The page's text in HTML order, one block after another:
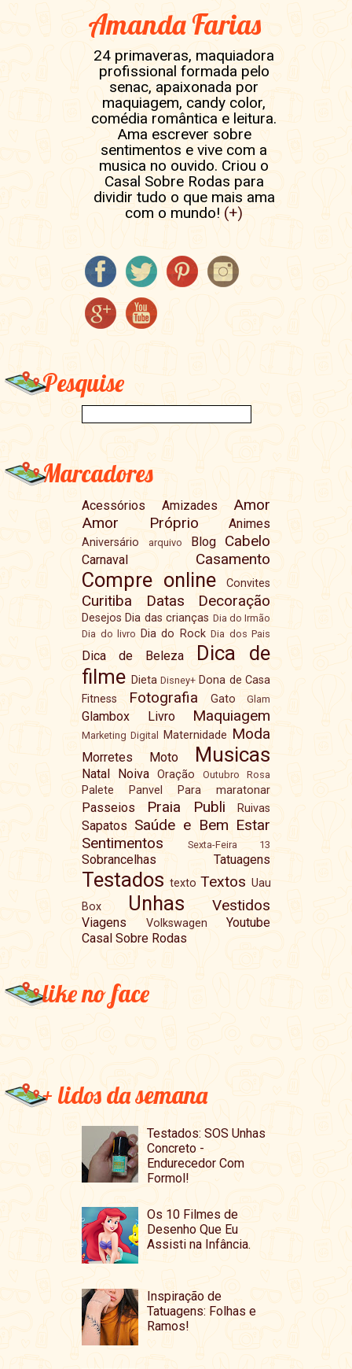
Amanda Farias
24 primaveras, maquiadora
profissional formada pelo
senac, apaixonada por
maquiagem, candy color,
comédia romântica e leitura.
Ama escrever sobre
sentimentos e vive com a
musica no ouvido. Criou o
Casal Sobre Rodas para
dividir tudo o que mais ama
com o mundo! (+)
Pesquise
Marcadores
Acessórios Amizades
Amor
Amor Próprio
Animes
Aniversário arquivo Blog Cabelo
Carnaval Casamento
Compre online Convites
Curitiba Datas Decoração
Desejos Dia das crianças Dia do Irmão
Dia do livro Dia do Rock Dia dos Pais
Dica de Beleza
Dica de
filme Dieta Disney+ Dona de Casa
Fitness
Fotografia Gato Glam
Glambox Livro Maquiagem
Marketing Digital Maternidade Moda
Morretes Moto Musicas
Natal Noiva Oração Outubro Rosa
Palete Panvel Para maratonar
Passeios Praia Publi Ruivas
Sapatos Saúde e Bem Estar
Sentimentos
Sexta-Feira 13
Sobrancelhas Tatuagens
Testados texto Textos Uau
Box
Unhas Vestidos
Viagens Volkswagen
Youtube
Casal Sobre Rodas
like no face
+ lidos da semana
Testados: SOS Unhas
Concreto -
Endurecedor Com
Formol!
Os 10 Filmes de
Desenho Que Eu
Assisti na Infância.
Inspiração de
Tatuagens: Folhas e
Ramos!